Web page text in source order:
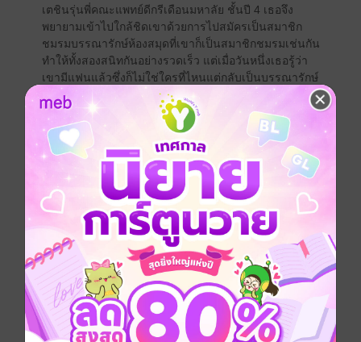
เตชินรุ่นพี่คณะแพทย์ดีกรีเดือนมหาลัย ชั้นปี 4 เธอจึง
พยายามเข้าไปใกล้ชิดเขาด้วยการไปสมัครเป็นสมาชิก
ชมรมบรรณารักษ์ห้องสมุดที่เขาก็เป็นสมาชิกชมรมเช่นกัน
ทำให้ทั้งสองสนิทกันอย่างรวดเร็ว แต่เมื่อวันหนึ่งเธอรู้ว่า
เขามีแฟนแล้วซึ่งก็ไม่ใช่ใครที่ไหนแต่กลับเป็นบรรณารักษ์
สาวสวยของห้องสมุดอย่างไพลิน เธอจึงพยายามตัดใจและ
ตีตัวออกห่างจากเขาเพราะไม่อยากไปยุ่งกับคนมีเจ้าของ
แต่เมื่อวันนึงหมอเตชินถูกหักอกทำให้เขาอยากลองเปิดใจ
คบกับว่านหอมดูซักครั้งเพราะเขาก็รู้สึกดีกับเธอเช่นกัน
เรื่องราวจะเป็นอย่างไรต่อไปสามารถติดตามอ่านได้ใน
นิยาย เรื่อง dear doctor คุณหมอที่รัก
ประเภทไฟล์ pdf, epub
วันที่วางขาย 12 ตุลาคม 2564
ความยาว 133 หน้า (≈ 26,121 คำ)
ราคาปก 149 บาท (ประหยัด 40%)